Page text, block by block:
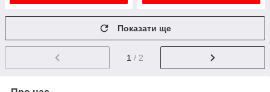
Показати ще
1 / 2